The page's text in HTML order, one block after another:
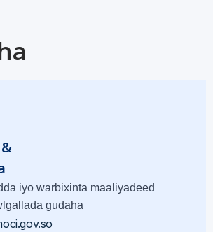
iyo warbixinta maaliyadeed
gudaha